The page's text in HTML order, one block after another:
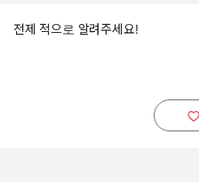
전제 적으로 알려주세요!